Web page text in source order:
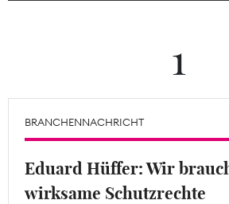
Wächterpreis
Mitgliederbereich
1
BRANCHENNACHRICHT
Eduard Hüffer: Wir
wirksame Schutzrechte